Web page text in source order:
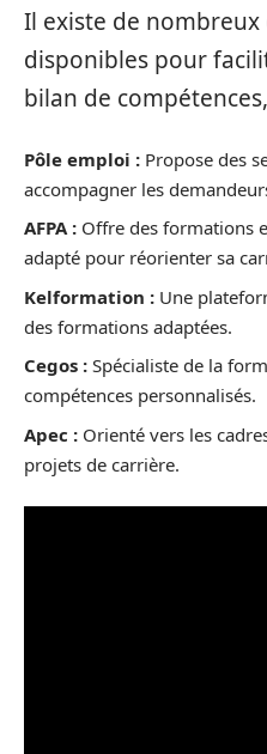
Il existe de
disponibles pour
bilan de
Pôle emploi : Propose des
accompagner les
AFPA : Offre des formations
adapté pour réorienter sa
Kelformation : Une
des formations adaptées.
Cegos : Spécialiste de la
compétences personnalisés.
Apec : Orienté vers les
projets de carrière.